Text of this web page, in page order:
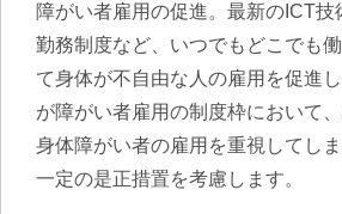
障がい者雇用の促進。最新のICT技
勤務制度など、いつでもどこでも
て身体が不自由な人の雇用を促進
が障がい者雇用の制度枠において
身体障がい者の雇用を重視してしま
一定の是正措置を考慮します。